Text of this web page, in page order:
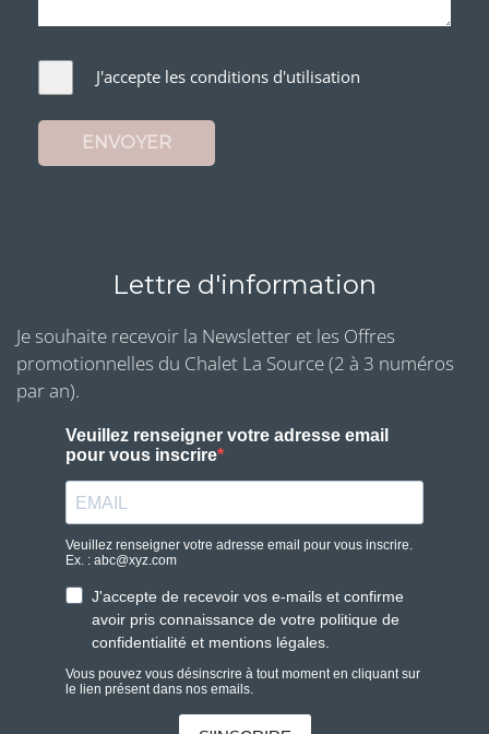
J'accepte les conditions d'utilisation
ENVOYER
Lettre d'information
Je souhaite recevoir la Newsletter et les Offres
promotionnelles du Chalet La Source (2 à 3 numéros
par an).